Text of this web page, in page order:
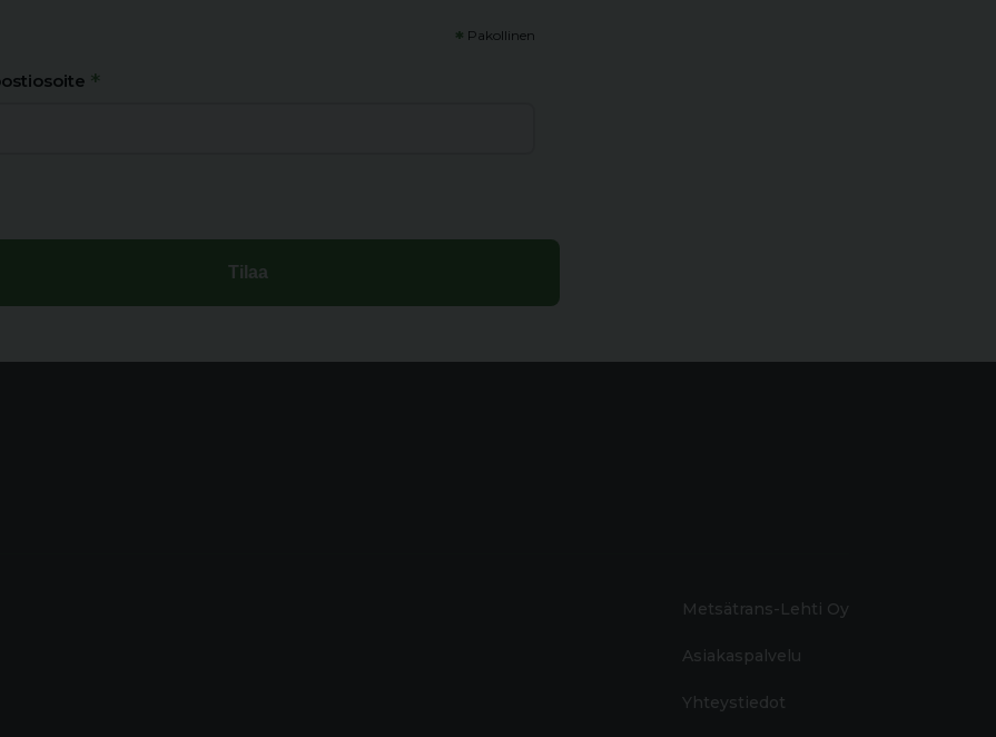
* Pakollinen
*
Metsätrans-Lehti Oy
Asiakaspalvelu
Yhteystiedot